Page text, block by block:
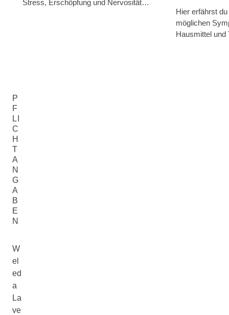
Stress, Erschöpfung und Nervosität
Hier erfährst
möglichen
Hausmittel und
P
F
LI
C
H
T
A
N
G
A
B
E
N
W
el
ed
a
La
ve